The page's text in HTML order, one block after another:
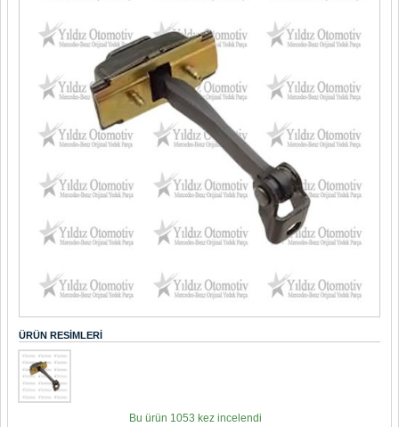
ÜRÜN RESIMLERI
Bu ürün 1053 kez incelendi